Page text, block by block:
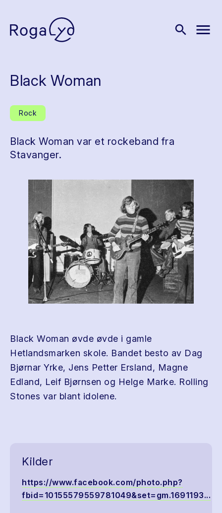
search menu
Black Woman
Rock
Black Woman var et rockeband fra
Stavanger.
Black Woman øvde øvde i gamle
Hetlandsmarken skole. Bandet besto av Dag
Bjørnar Yrke, Jens Petter Ersland, Magne
Edland, Leif Bjørnsen og Helge Marke. Rolling
Stones var blant idolene.
Kilder
https://www.facebook.com/photo.php?
fbid=10155579559781049&set=gm.1691193...